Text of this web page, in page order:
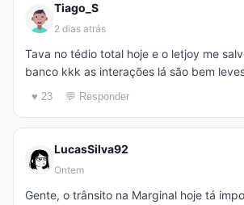
Tiago_S
2 dias atrás
Tava no tédio total hoje e o letjoy me
banco kkk as interações lá são bem
♥ 23 💬 Responder
LucasSilva92
Ontem
Gente, o trânsito na Marginal hoje tá